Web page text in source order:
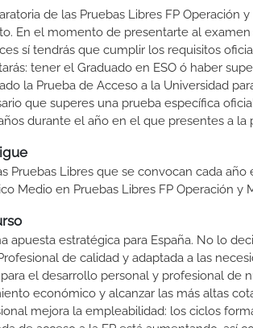
de las Pruebas Libres FP
En el momento de presentarte al
sí tendrás que cumplir los requisitos
tener el Graduado en ESO ó haber
la Prueba de Acceso a la Universidad
que superes una prueba específica
durante el año en el que presentes a la
Pruebas Libres que se convocan cada
Medio en Pruebas Libres FP Operación
apuesta estratégica para España. No lo
de calidad y adaptada a las
el desarrollo personal y profesional de
económico y alcanzar las más altas
mejora la empleabilidad: los ciclos